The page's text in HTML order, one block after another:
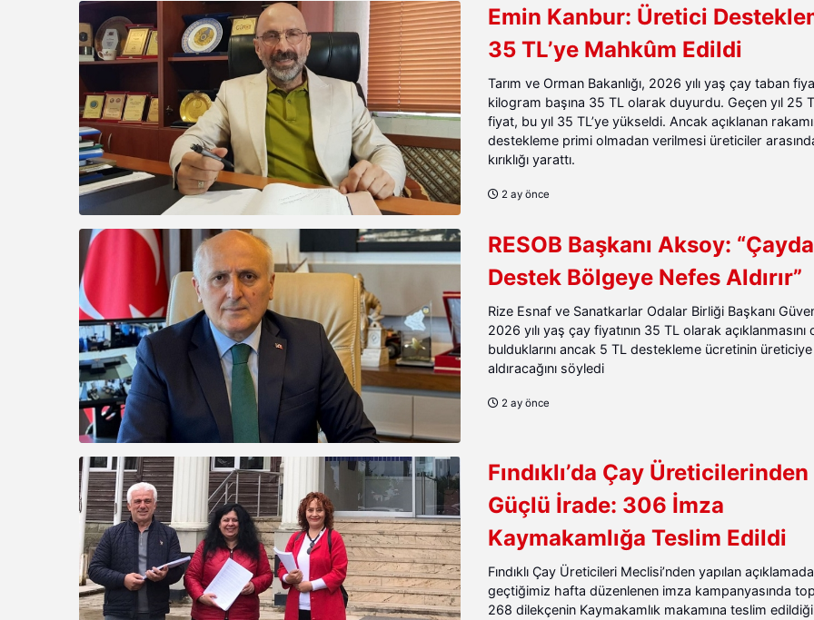
Emin Kanbur: Üretici
35 TL’ye Mahkûm Edildi
Tarım ve Orman Bakanlığı, 2026 yılı yaş çay taban
kilogram başına 35 TL olarak duyurdu. Geçen yıl 25
fiyat, bu yıl 35 TL’ye yükseldi. Ancak açıklanan
destekleme primi olmadan verilmesi üreticiler
kırıklığı yarattı.
2 ay önce
RESOB Başkanı Aksoy:
Destek Bölgeye Nefes Aldırır”
Rize Esnaf ve Sanatkarlar Odalar Birliği Başkanı
2026 yılı yaş çay fiyatının 35 TL olarak açıklanmasını
bulduklarını ancak 5 TL destekleme ücretinin
aldıracağını söyledi
2 ay önce
Fındıklı’da Çay Üreticilerinden
Güçlü İrade: 306 İmza
Kaymakamlığa Teslim Edildi
Fındıklı Çay Üreticileri Meclisi’nden yapılan
geçtiğimiz hafta düzenlenen imza kampanyasında
268 dilekçenin Kaymakamlık makamına teslim edildiği